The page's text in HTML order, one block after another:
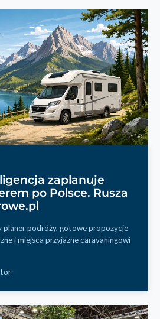
zaplanuje
po Polsce. Rusza
planer podróży, gotowe propozycje
i miejsca przyjazne caravaningowi